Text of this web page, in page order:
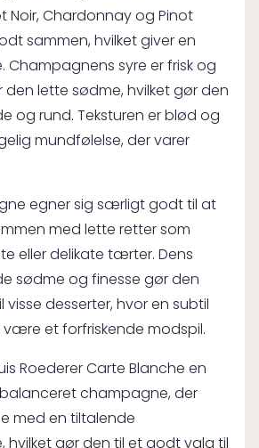
Noir, Chardonnay og Pinot
sammen, hvilket giver en
Champagnens syre er frisk og
lette sødme, hvilket gør den
og rund. Teksturen er blød og
mundfølelse, der varer
egner sig særligt godt til at
med lette retter som
eller delikate tærter. Dens
sødme og finesse gør den
desserter, hvor en subtil
et forfriskende modspil.
Roederer Carte Blanche en
champagne, der
med en tiltalende
hvilket gør den til et godt valg til